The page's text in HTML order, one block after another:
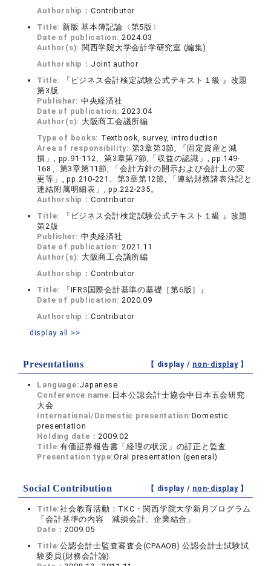
Authorship： Contributor
Title: 新版 基本簿記論〈第5版〉
Date of publication:2024.03
Author(s): 関西学院大学会計学研究室 (編集)
Authorship： Joint author
Title:
『ビジネス会計検定試験公式テキスト１級 』改題
第3版
Publisher: 中央経済社
Date of publication:2023.04
Author(s): 大阪商工会議所編
Type of books: Textbook, survey, introduction
Area of responsibility: 第3章第3節, 「固定資産と減
損」, pp.91-112、第3章第7節,「収益の認識」, pp.149-
168、第3章第11節, 「会計方針の開示および会計上の変
更等」, pp.210-221、第3章第12節, 「連結財務諸表注記と
連結附属明細表」, pp.222-235。
Authorship： Contributor
Title:
『ビジネス会計検定試験公式テキスト１級 』改題
第2版
Publisher: 中央経済社
Date of publication:2021.11
Author(s): 大阪商工会議所編
Authorship： Contributor
Title:
『IFRS国際会計基準の基礎［第6版］』
Date of publication:2020.09
Authorship： Contributor
display all >>
Presentations 【 display / non-display】
Language:Japanese
Conference name: 日本公認会計士協会中日本五会研究
大会
International/Domestic presentation:Domestic
presentation
Holding date：2009.02
Title:有価証券報告書「経理の状況」の訂正と監査
Presentation type:Oral presentation (general)
Social Contribution 【 display / non-display】
Title:社会教育活動：TKC・関西学院大学新月プログラム
「会計基準の内容 減損会計、企業結合」
Date：2009.05
Title:公認会計士監査審査会(CPAAOB) 公認会計士試験試
験委員(財務会計論)